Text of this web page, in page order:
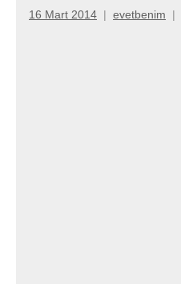
16 Mart 2014 evetbenim